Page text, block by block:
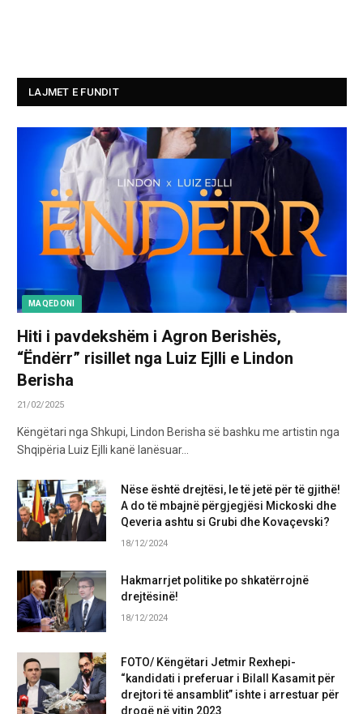
LAJMET E FUNDIT
MAQEDONI
Hiti i pavdekshëm i Agron Berishës,
“Ëndërr” risillet nga Luiz Ejlli e Lindon
Berisha
21/02/2025
Këngëtari nga Shkupi, Lindon Berisha së bashku me artistin nga
Shqipëria Luiz Ejlli kanë lanësuar…
Nëse është drejtësi, le të jetë për të gjithë!
A do të mbajnë përgjegjësi Mickoski dhe
Qeveria ashtu si Grubi dhe Kovaçevski?
18/12/2024
Hakmarrjet politike po shkatërrojnë
drejtësinë!
18/12/2024
FOTO/ Këngëtari Jetmir Rexhepi-
“kandidati i preferuar i Bilall Kasamit për
drejtori të ansamblit” ishte i arrestuar për
drogë në vitin 2023